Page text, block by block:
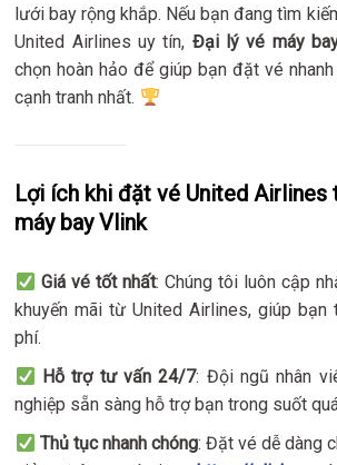
lưới bay rộng khắp. Nếu bạn đang tìm
United Airlines uy tín, Đại lý vé máy
chọn hoàn hảo để giúp bạn đặt vé
cạnh tranh nhất.
Lợi ích khi đặt vé United Airlines
máy bay Vlink
Giá vé tốt nhất: Chúng tôi luôn cập
khuyến mãi từ United Airlines, giúp
phí.
Hỗ trợ tư vấn 24/7: Đội ngũ nhân
nghiệp sẵn sàng hỗ trợ bạn trong suốt
Thủ tục nhanh chóng: Đặt vé dễ dàng